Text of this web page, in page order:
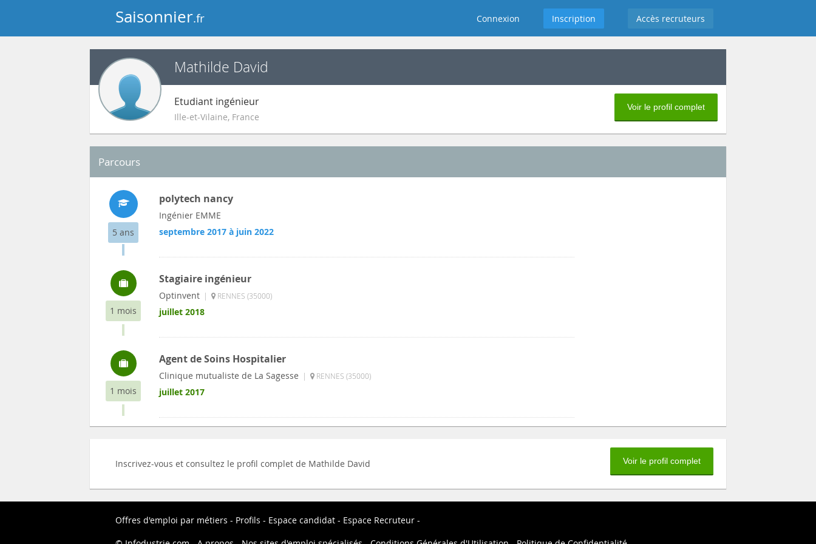
Saisonnier.fr Connexion Inscription Accès recruteurs
Mathilde David
Etudiant ingénieur
Ille-et-Vilaine, France
Voir le profil complet
Parcours
5 ans
polytech nancy
Ingénier EMME
septembre 2017 à juin 2022
1 mois
Stagiaire ingénieur
Optinvent | RENNES (35000)
juillet 2018
1 mois
Agent de Soins Hospitalier
Clinique mutualiste de La Sagesse | RENNES (35000)
juillet 2017
Inscrivez-vous et consultez le profil complet de Mathilde David Voir le profil complet
Offres d'emploi par métiers Profils Espace candidat
Espace Recruteur